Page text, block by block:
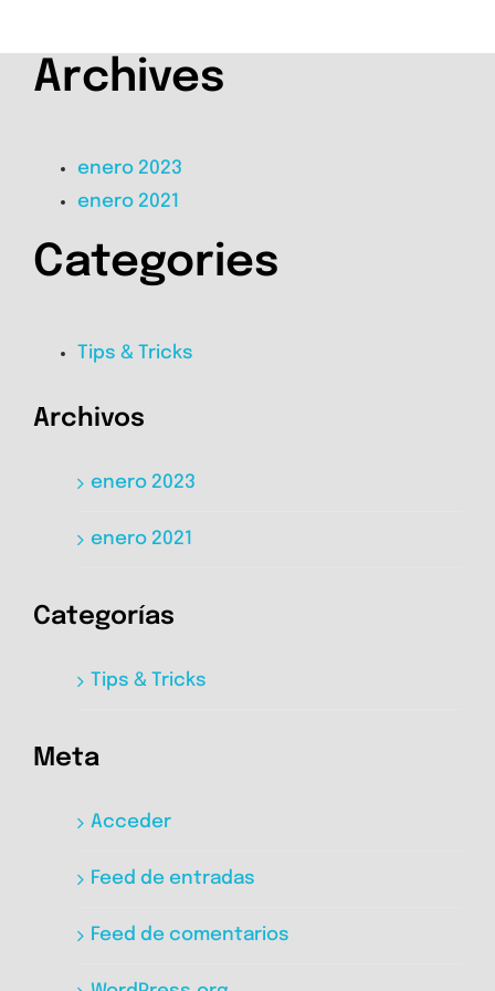
Archives
enero 2023
enero 2021
Categories
Tips & Tricks
Archivos
enero 2023
enero 2021
Categorías
Tips & Tricks
Meta
Acceder
Feed de entradas
Feed de comentarios